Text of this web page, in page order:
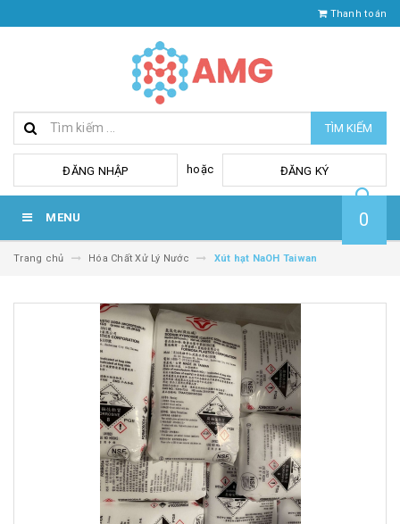
Thanh toán
TÌM KIẾM
ĐĂNG NHẬP hoặc ĐĂNG KÝ
MENU 0
Trang chủ Hóa Chất Xử Lý Nước Xút hạt NaOH Taiwan